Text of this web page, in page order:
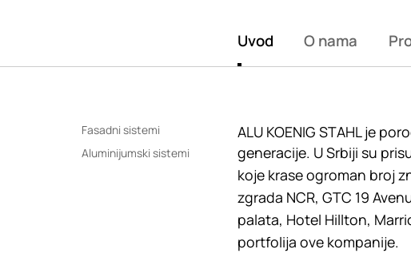
Uvod O nama
Fasadni sistemi
Aluminijumski sistemi
ALU KOENIG STAHL je
generacije. U Srbiji su
koje krase ogroman broj
zgrada NCR, GTC 19
palata, Hotel Hillton,
portfolija ove kompanije.